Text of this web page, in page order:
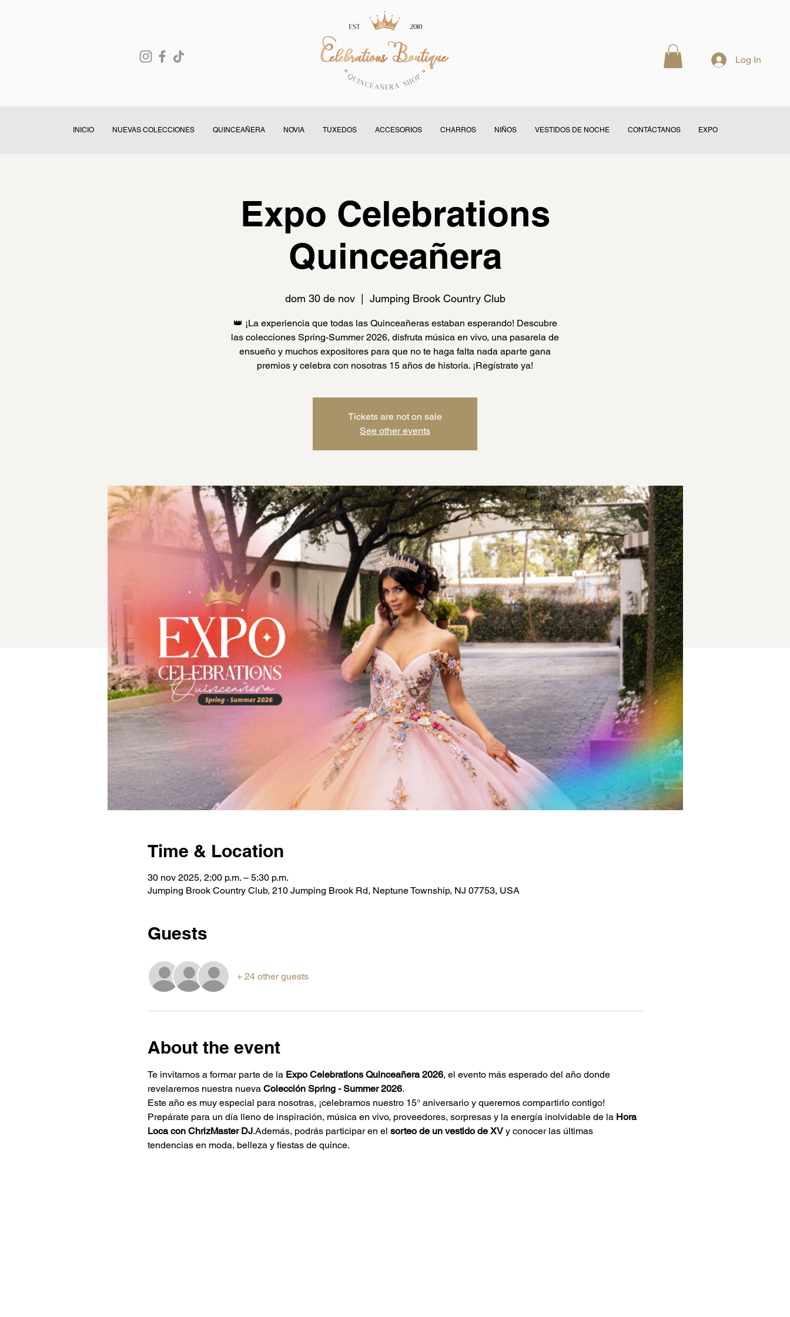
Log In
INICIO NUEVAS COLECCIONES QUINCEAÑERA NOVIA TUXEDOS ACCESORIOS CHARROS NIÑOS VESTIDOS DE NOCHE CONTÁCTANOS EXPO
Expo Celebrations
Quinceañera
dom 30 de nov
  |
Jumping Brook Country Club
👑 ¡La experiencia que todas las Quinceañeras estaban esperando! Descubre
las colecciones Spring-Summer 2026, disfruta música en vivo, una pasarela de
ensueño y muchos expositores para que no te haga falta nada aparte gana
premios y celebra con nosotras 15 años de historia. ¡Regístrate ya!
Tickets are not on sale
See other events
Time & Location
30 nov 2025, 2:00 p.m. – 5:30 p.m.
Jumping Brook Country Club, 210 Jumping Brook Rd, Neptune Township, NJ 07753, USA
Guests
+ 24 other guests
About the event
Te invitamos a formar parte de la Expo Celebrations Quinceañera 2026, el evento más esperado del año donde
revelaremos nuestra nueva Colección Spring - Summer 2026.
Este año es muy especial para nosotras, ¡celebramos nuestro 15° aniversario y queremos compartirlo contigo!
Prepárate para un día lleno de inspiración, música en vivo, proveedores, sorpresas y la energía inolvidable de la Hora
Loca con ChrizMaster DJ.Además, podrás participar en el sorteo de un vestido de XV y conocer las últimas
tendencias en moda, belleza y fiestas de quince.